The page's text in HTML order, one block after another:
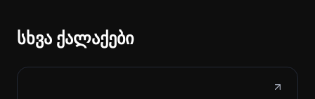
სხვა ქალაქები